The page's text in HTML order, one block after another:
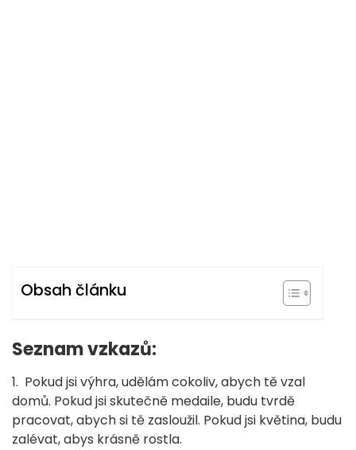
Obsah článku
Seznam vzkazů:
1. Pokud jsi výhra, udělám cokoliv, abych tě vzal
domů. Pokud jsi skutečně medaile, budu tvrdě
pracovat, abych si tě zasloužil. Pokud jsi květina, budu
zalévat, abys krásně rostla.